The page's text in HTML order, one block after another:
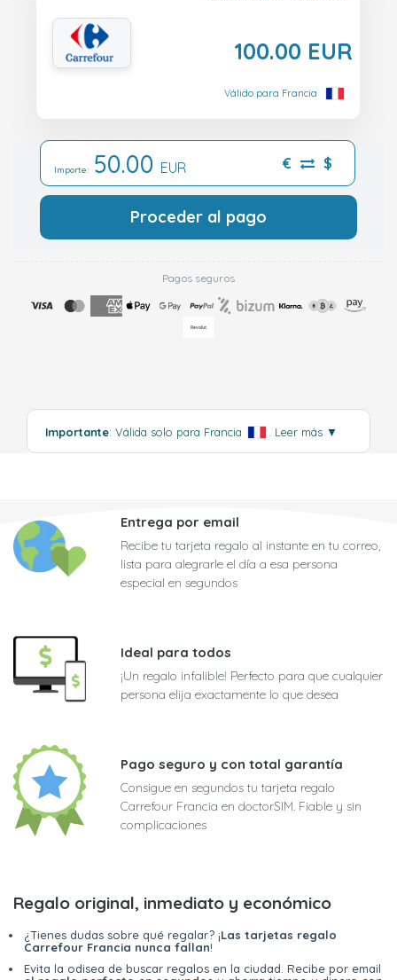
100.00 EUR
Válido para Francia
Importe: 50.00 EUR € $
Proceder al pago
Pagos seguros
Importante: Válida solo para Francia Leer más ▼
Entrega por email
Recibe tu tarjeta regalo al instante en tu correo,
lista para alegrarle el día a esa persona
especial en segundos
Ideal para todos
¡Un regalo infalible! Perfecto para que cualquier
persona elija exactamente lo que desea
Pago seguro y con total garantía
Consigue en segundos tu tarjeta regalo
Carrefour Francia en doctorSIM. Fiable y sin
complicaciones
Regalo original, inmediato y económico
¿Tienes dudas sobre qué regalar? ¡Las tarjetas regalo
Carrefour Francia nunca fallan!
Evita la odisea de buscar regalos en la ciudad. Recibe por email